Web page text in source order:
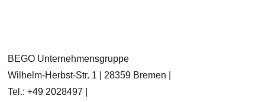
BEGO Unternehmensgruppe
Wilhelm-Herbst-Str. 1 | 28359 Bremen |
Tel.: +49 2028497 |